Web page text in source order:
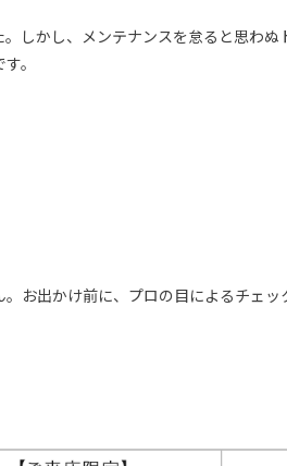
しかし、メンテナンスを怠ると思わ
。
お出かけ前に、プロの目によるチェ